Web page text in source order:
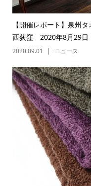
【開催レポート】泉州
西荻窪 2020年8月29日
2020.09.01 ニュース